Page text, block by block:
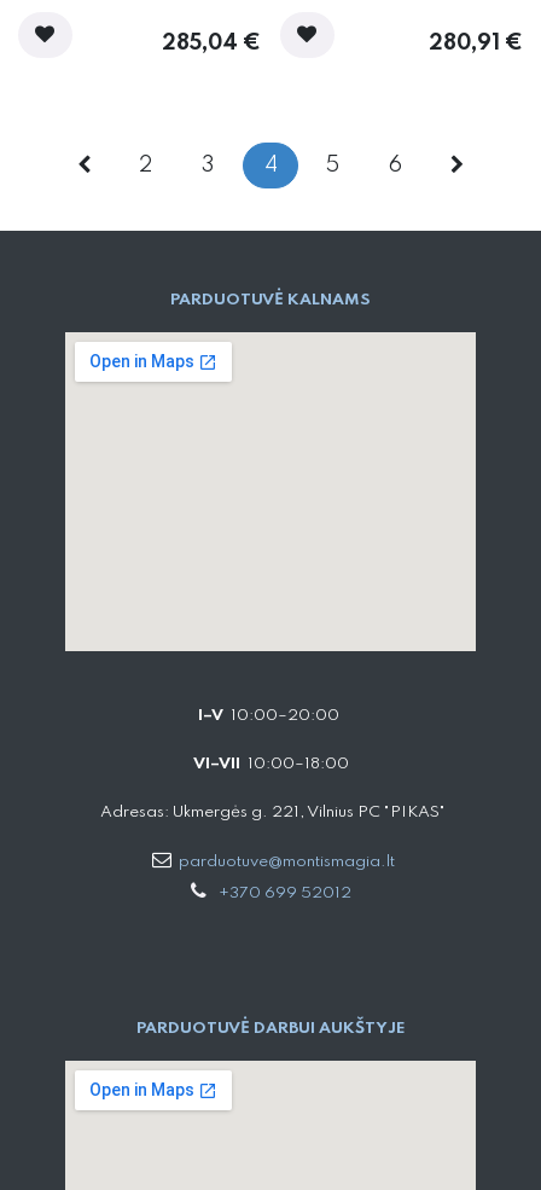
285,04 € 280,91 €
2 3 4 5 6
PARD​UOTUVĖ​ KALNAMS
I–V 10:00–20:00
VI–VII 10:00–18:00
Adresas: Ukmergės g. 221, Vilnius PC "PIKAS"
parduotuve@montismagia.lt
+370 699 52012
PARDUOTUVĖ DARBUI AUKŠTYJE